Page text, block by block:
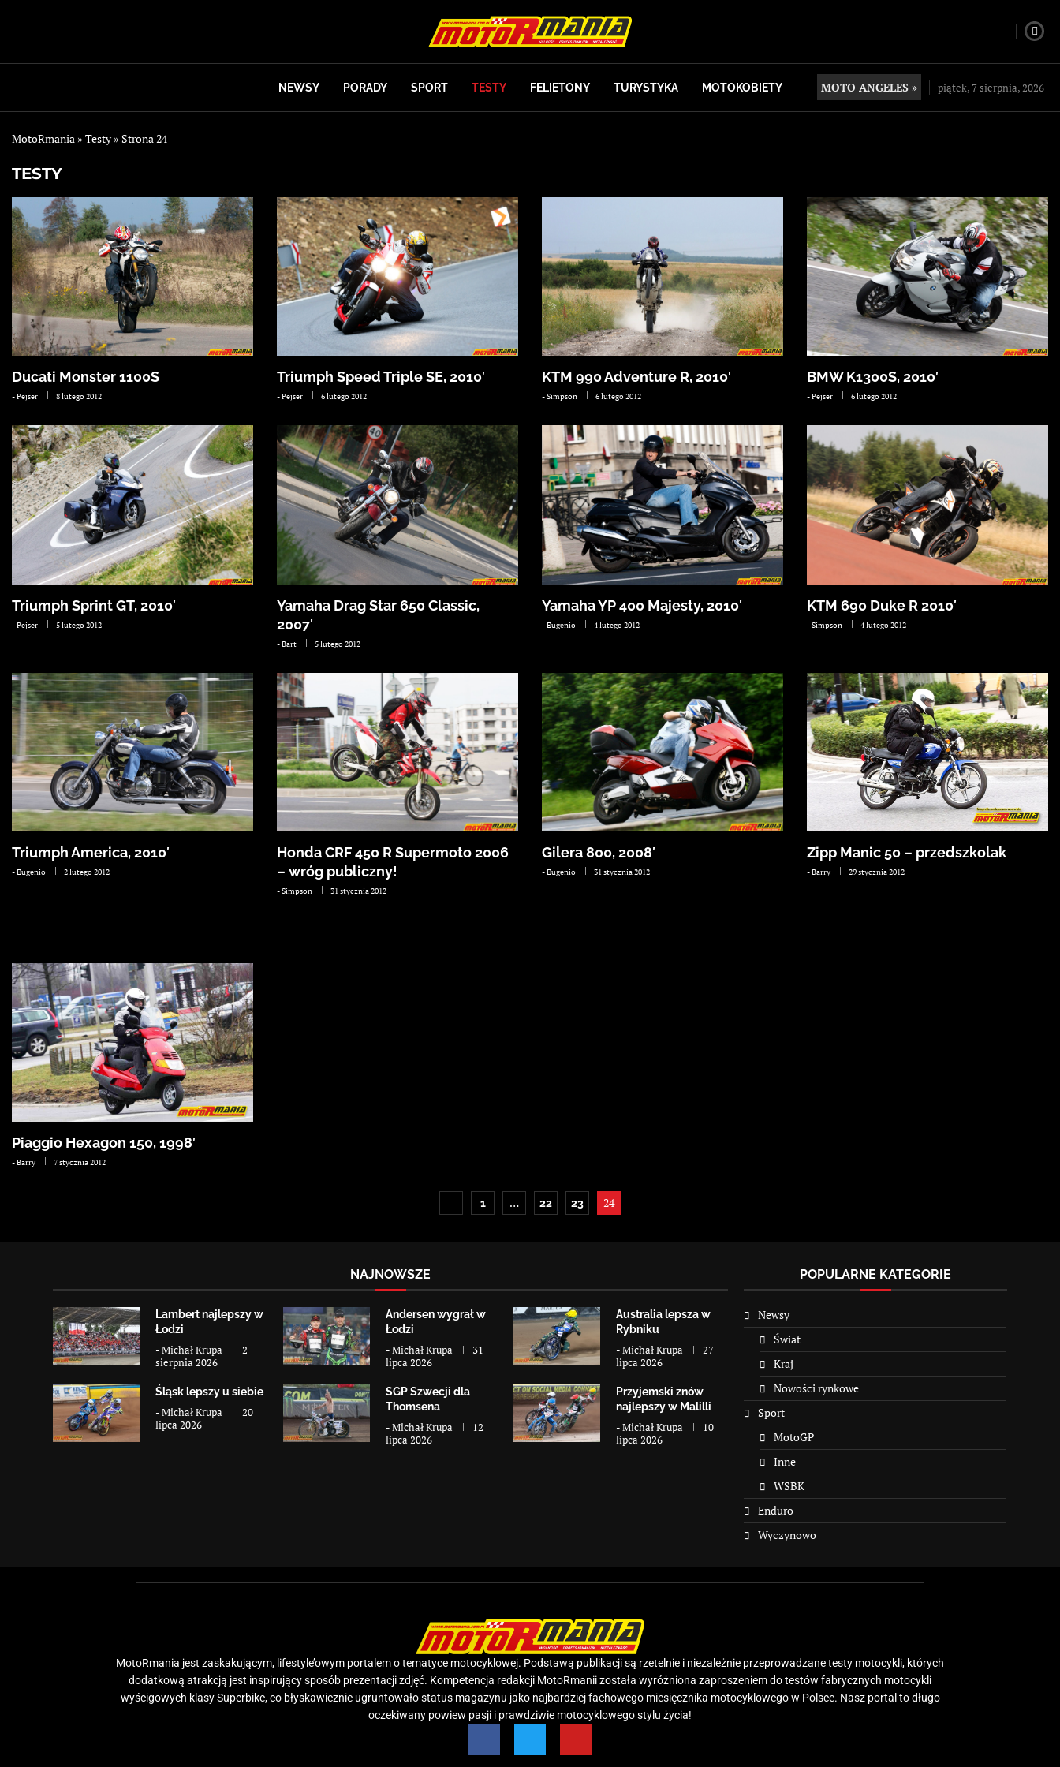
NEWSY PORADY SPORT TESTY FELIETONY TURYSTYKA MOTOKOBIETY MOTO ANGELES » piątek, 7 sierpnia, 2026
MotoRmania » Testy » Strona 24
TESTY
Ducati Monster 1100S
-Pejser 8 lutego 2012
Triumph Speed Triple SE, 2010′
-Pejser 6 lutego 2012
KTM 990 Adventure R, 2010′
-Simpson 6 lutego 2012
BMW K1300S, 2010′
-Pejser 6 lutego 2012
Triumph Sprint GT, 2010′
-Pejser 5 lutego 2012
Yamaha Drag Star 650 Classic,
2007′
-Bart 5 lutego 2012
Yamaha YP 400 Majesty, 2010′
-Eugenio 4 lutego 2012
KTM 690 Duke R 2010′
-Simpson 4 lutego 2012
Triumph America, 2010′
-Eugenio 2 lutego 2012
Honda CRF 450 R Supermoto 2006
– wróg publiczny!
-Simpson 31 stycznia 2012
Gilera 800, 2008′
-Eugenio 31 stycznia 2012
Zipp Manic 50 – przedszkolak
-Barry 29 stycznia 2012
Piaggio Hexagon 150, 1998′
-Barry 7 stycznia 2012
1 … 22 23 24
NAJNOWSZE
Lambert najlepszy w
Łodzi
-Michał Krupa
2
sierpnia 2026
Andersen wygrał w
Łodzi
-Michał Krupa
31
lipca 2026
Australia lepsza w
Rybniku
-Michał Krupa
27
lipca 2026
Śląsk lepszy u siebie
-Michał Krupa
20
lipca 2026
SGP Szwecji dla
Thomsena
-Michał Krupa
12
lipca 2026
Przyjemski znów
najlepszy w Malilli
-Michał Krupa
10
lipca 2026
POPULARNE KATEGORIE
Newsy
Świat
Kraj
Nowości rynkowe
Sport
MotoGP
Inne
WSBK
Enduro
Wyczynowo
MotoRmania jest zaskakującym, lifestyle’owym portalem o tematyce motocyklowej. Podstawą publikacji są rzetelnie i niezależnie przeprowadzane testy motocykli, których
dodatkową atrakcją jest inspirujący sposób prezentacji zdjęć. Kompetencja redakcji MotoRmanii została wyróżniona zaproszeniem do testów fabrycznych motocykli
wyścigowych klasy Superbike, co błyskawicznie ugruntowało status magazynu jako najbardziej fachowego miesięcznika motocyklowego w Polsce. Nasz portal to długo
oczekiwany powiew pasji i prawdziwie motocyklowego stylu życia!